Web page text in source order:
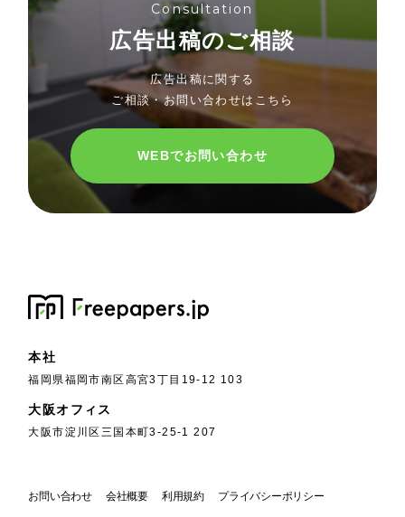
Consultation
広告出稿のご相談
広告出稿に関する
ご相談・お問い合わせはこちら
WEBでお問い合わせ
本社
福岡県福岡市南区高宮3丁目19-12 103
大阪オフィス
大阪市淀川区三国本町3-25-1 207
お問い合わせ 会社概要 利用規約 プライバシーポリシー